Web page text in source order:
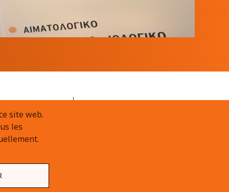
Pagrati
site web.
les